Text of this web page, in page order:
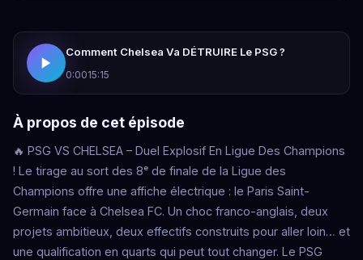
Comment Chelsea Va DÉTRUIRE Le PSG ?
0:0015:15
À propos de cet épisode
🔥 PSG VS CHELSEA – Duel Explosif En Ligue Des Champions
! Le tirage au sort des 8ᵉ de finale de la Ligue des
Champions offre une affiche électrique : le Paris Saint-
Germain face à Chelsea FC. Un choc franco-anglais, deux
projets ambitieux, deux effectifs construits pour aller loin… et
une qualification en quarts qui peut tout changer. Le PSG